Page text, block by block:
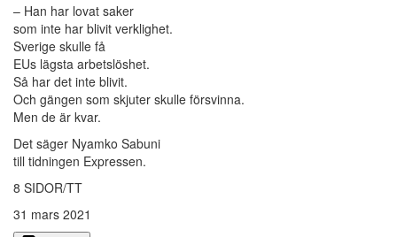
– Han har lovat saker
som inte har blivit verklighet.
Sverige skulle få
EUs lägsta arbetslöshet.
Så har det inte blivit.
Och gängen som skjuter skulle försvinna.
Men de är kvar.
Det säger Nyamko Sabuni
till tidningen Expressen.
8 SIDOR/TT
31 mars 2021